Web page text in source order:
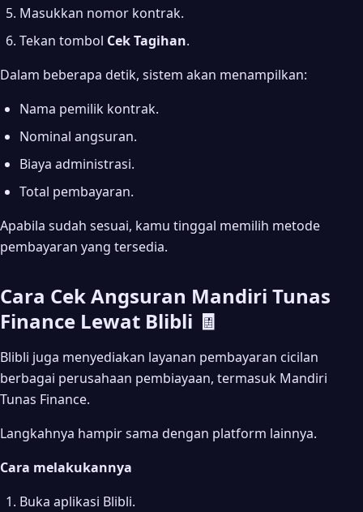
Masukkan nomor kontrak.
Tekan tombol Cek Tagihan.
Dalam beberapa detik, sistem akan menampilkan:
Nama pemilik kontrak.
Nominal angsuran.
Biaya administrasi.
Total pembayaran.
Apabila sudah sesuai, kamu tinggal memilih metode
pembayaran yang tersedia.
Cara Cek Angsuran Mandiri Tunas
Finance Lewat Blibli 🧾
Blibli juga menyediakan layanan pembayaran cicilan
berbagai perusahaan pembiayaan, termasuk Mandiri
Tunas Finance.
Langkahnya hampir sama dengan platform lainnya.
Cara melakukannya
Buka aplikasi Blibli.